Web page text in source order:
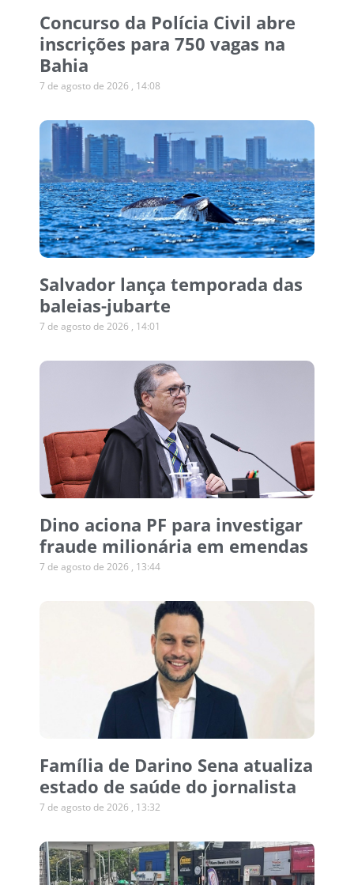
Concurso da Polícia Civil abre
inscrições para 750 vagas na
Bahia
7 de agosto de 2026 14:08
Salvador lança temporada das
baleias-jubarte
7 de agosto de 2026 14:01
Dino aciona PF para investigar
fraude milionária em emendas
7 de agosto de 2026 13:44
Família de Darino Sena atualiza
estado de saúde do jornalista
7 de agosto de 2026 13:32